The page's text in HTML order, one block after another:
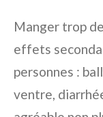
Manger trop
effets
personnes :
ventre,